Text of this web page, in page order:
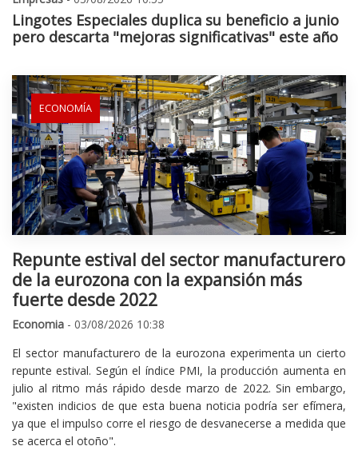
Lingotes Especiales duplica su beneficio a junio
pero descarta "mejoras significativas" este año
ECONOMÍA
Repunte estival del sector manufacturero
de la eurozona con la expansión más
fuerte desde 2022
Economia - 03/08/2026 10:38
El sector manufacturero de la eurozona experimenta un cierto
repunte estival. Según el índice PMI, la producción aumenta en
julio al ritmo más rápido desde marzo de 2022. Sin embargo,
"existen indicios de que esta buena noticia podría ser efímera,
ya que el impulso corre el riesgo de desvanecerse a medida que
se acerca el otoño".